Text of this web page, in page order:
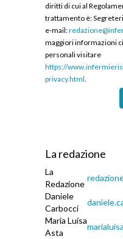
diritti di cui al
trattamento è:
e-mail:
maggiori informazioni
personali visitare
https://
privacy.html.
La redazione
La
Redazione
Daniele
Carbocci
Maria Luisa
Asta